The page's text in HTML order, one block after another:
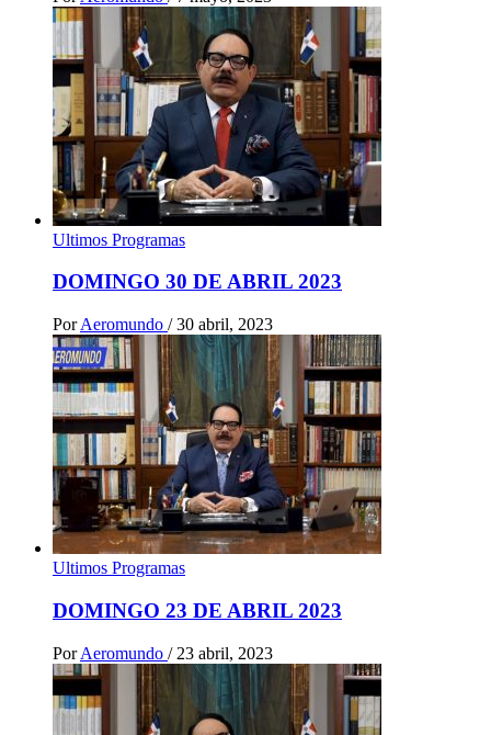
Ultimos Programas
DOMINGO 30 DE ABRIL 2023
Por Aeromundo / 30 abril, 2023
Ultimos Programas
DOMINGO 23 DE ABRIL 2023
Por Aeromundo / 23 abril, 2023